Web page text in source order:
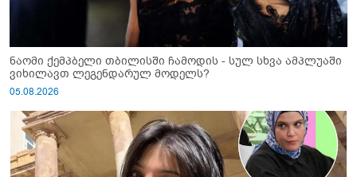
ნაომი ქემპბელი თბილისში ჩამოდის - სულ სხვა ამპლუაში
ვიხილავთ ლეგენდარულ მოდელს?
05.08.2026